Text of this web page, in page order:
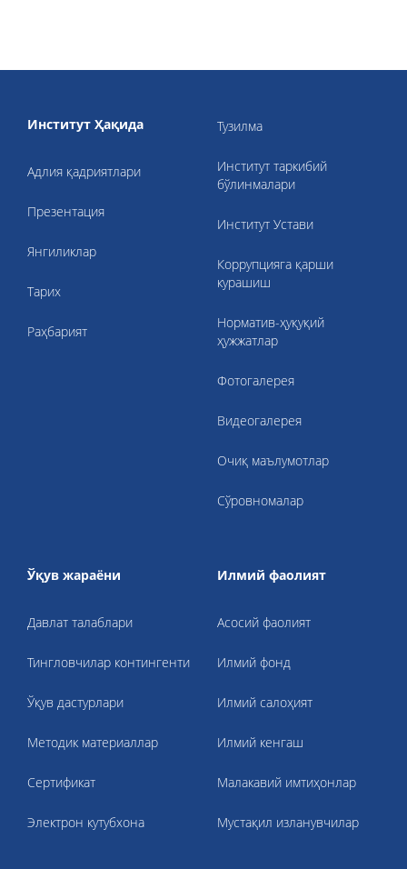
Институт Ҳақида
Адлия қадриятлари
Презентация
Янгиликлар
Тарих
Раҳбарият
Тузилма
Институт таркибий
бўлинмалари
Институт Устави
Коррупцияга қарши
курашиш
Норматив-ҳуқуқий
ҳужжатлар
Фотогалерея
Видеогалерея
Очиқ маълумотлар
Сўровномалар
Ўқув жараёни
Давлат талаблари
Тингловчилар контингенти
Ўқув дастурлари
Методик материаллар
Cертификат
Электрон кутубхона
Илмий фаолият
Асосий фаолият
Илмий фонд
Илмий салоҳият
Илмий кенгаш
Малакавий имтиҳонлар
Мустақил изланувчилар